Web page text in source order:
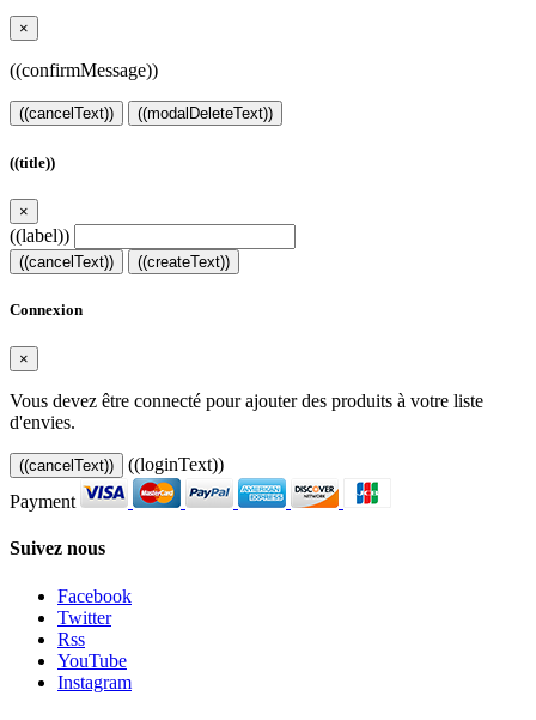
×
((confirmMessage))
((cancelText)) ((modalDeleteText))
((title))
×
((label))
((cancelText)) ((createText))
Connexion
×
Vous devez être connecté pour ajouter des produits à votre liste
d'envies.
((cancelText))
((loginText))
Payment
Suivez nous
Facebook
Twitter
Rss
YouTube
Instagram